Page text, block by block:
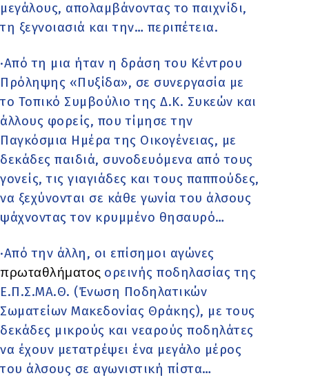
μεγάλους, απολαμβάνοντας το παιχνίδι,
τη ξεγνοιασιά και την… περιπέτεια.
·Από τη μια ήταν η δράση του Κέντρου
Πρόληψης «Πυξίδα», σε συνεργασία με
το Τοπικό Συμβούλιο της Δ.Κ. Συκεών και
άλλους φορείς, που τίμησε την
Παγκόσμια Ημέρα της Οικογένειας, με
δεκάδες παιδιά, συνοδευόμενα από τους
γονείς, τις γιαγιάδες και τους παππούδες,
να ξεχύνονται σε κάθε γωνία του άλσους
ψάχνοντας τον κρυμμένο θησαυρό…
·Από την άλλη, οι επίσημοι αγώνες
πρωταθλήματος ορεινής ποδηλασίας της
Ε.Π.Σ.ΜΑ.Θ. (Ένωση Ποδηλατικών
Σωματείων Μακεδονίας Θράκης), με τους
δεκάδες μικρούς και νεαρούς ποδηλάτες
να έχουν μετατρέψει ένα μεγάλο μέρος
του άλσους σε αγωνιστική πίστα…